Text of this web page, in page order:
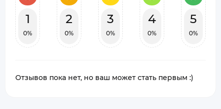
1
0%
2
0%
3
0%
4
0%
5
0%
Отзывов пока нет, но ваш может стать первым :)